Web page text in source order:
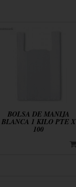
BOLSA DE MANIJA
BLANCA 1 KILO PTE X
100